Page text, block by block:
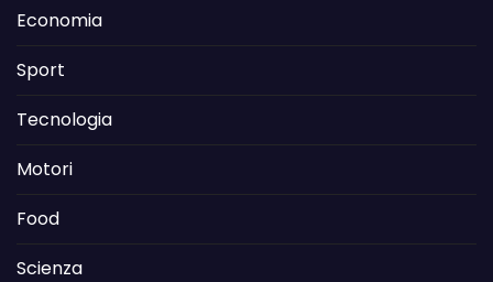
Economia
Sport
Tecnologia
Motori
Food
Scienza